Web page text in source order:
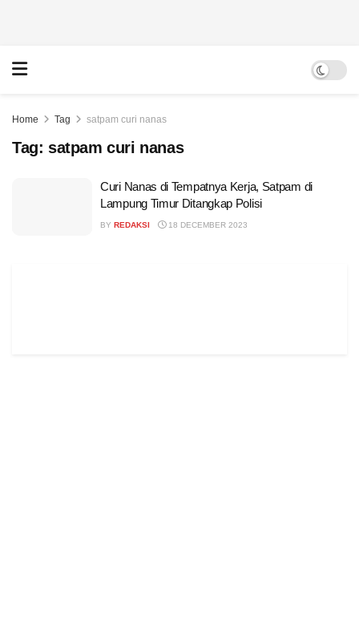
Home Tag satpam curi nanas
Tag: satpam curi nanas
Curi Nanas di Tempatnya Kerja, Satpam di
Lampung Timur Ditangkap Polisi
BY REDAKSI 18 DECEMBER 2023